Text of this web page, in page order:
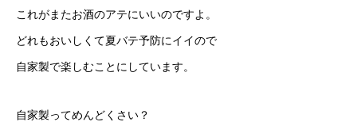
これがまたお酒のアテにいいのですよ。
どれもおいしくて夏バテ予防にイイので
自家製で楽しむことにしています。
自家製ってめんどくさい？